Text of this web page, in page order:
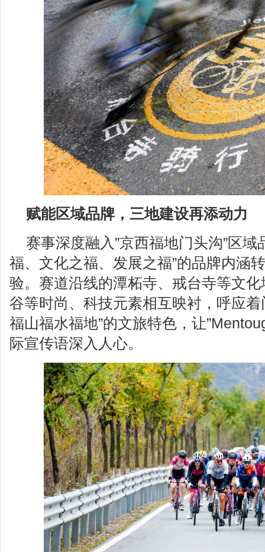
赋能区域品牌，三地建设再添动力
赛事深度融入”京西福地门头沟”区域
福、文化之福、发展之福”的品牌内涵
验。赛道沿线的潭柘寺、戒台寺等文
谷等时尚、科技元素相互映衬，呼应
福山福水福地”的文旅特色，让
际宣传语深入人心。